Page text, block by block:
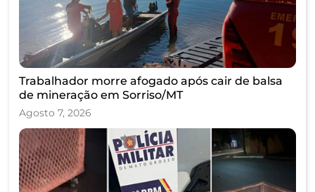
Trabalhador morre afogado após cair de balsa
de mineração em Sorriso/MT
Agosto 7, 2026